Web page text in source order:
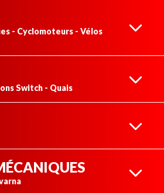
VTT
- Cyclomoteurs - Vélos
MOTOCYCLETTES
MOTOS 3 ROUES
Switch - Quais
MOTONEIGES NEUVES